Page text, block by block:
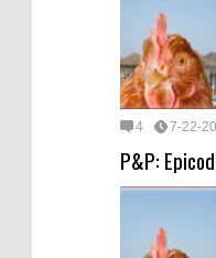
4 7-22-
P&P: